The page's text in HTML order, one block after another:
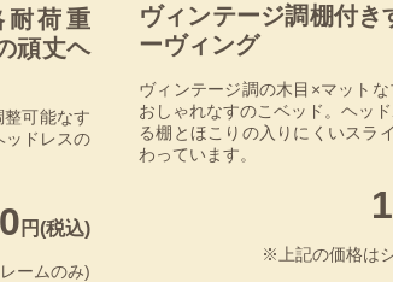
耐荷重
頑丈ヘ
可能なす
ッドレスの
円(税込)
ームのみ)
ヴィンテージ調棚付き
ーヴィング
ヴィンテージ調の木目×マット
おしゃれなすのこベッド。ヘッ
る棚とほこりの入りにくいスラ
わっています。
※上記の価格は